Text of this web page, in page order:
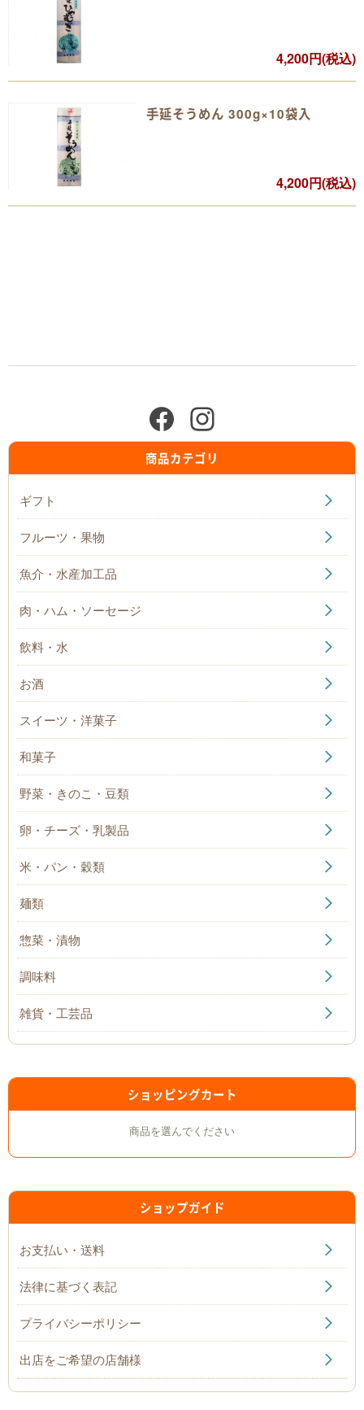
4,200円(税込)
手延そうめん 300g×10袋入
4,200円(税込)
商品カテゴリ
ギフト
フルーツ・果物
魚介・水産加工品
肉・ハム・ソーセージ
飲料・水
お酒
スイーツ・洋菓子
和菓子
野菜・きのこ・豆類
卵・チーズ・乳製品
米・パン・穀類
麺類
惣菜・漬物
調味料
雑貨・工芸品
ショッピングカート
商品を選んでください
ショップガイド
お支払い・送料
法律に基づく表記
プライバシーポリシー
出店をご希望の店舗様